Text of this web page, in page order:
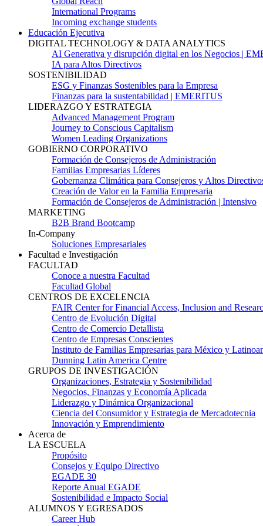
International Programs
Incoming exchange students
Educación Ejecutiva
DIGITAL TECHNOLOGY & DATA ANALYTICS
AI Generativa y disrupción digital en los Negocios |
IA para Altos Directivos
SOSTENIBILIDAD
ESG y Finanzas Sostenibles para la Empresa
Finanzas para la sustentabilidad | EMERITUS
LIDERAZGO Y ESTRATEGIA
Advanced Management Program
Journey to Conscious Capitalism
Women Leading Organizations
GOBIERNO CORPORATIVO
Formación de Consejeros de Administración
Familias Empresarias Líderes
Gobernanza Climática para Consejeros y Altos
Creación de Valor en la Familia Empresaria
Formación de Consejeros de Administración | Intensivo
MARKETING
B2B Brand Bootcamp
In-Company
Soluciones Empresariales
Facultad e Investigación
FACULTAD
Conoce a nuestra Facultad
Facultad Global
CENTROS DE EXCELENCIA
FAIR Center for Financial Access, Inclusion and
Centro de Evolución Digital
Centro de Comercio Detallista
Centro de Empresas Conscientes
Instituto de Familias Empresarias para México y
Dunning Latin America Centre
GRUPOS DE INVESTIGACIÓN
Organizaciones, Estrategia y Sostenibilidad
Negocios, Finanzas y Economía Aplicada
Liderazgo y Dinámica Organizacional
Ciencia del Consumidor y Estrategia de Mercadotecnia
Innovación y Emprendimiento
Acerca de
LA ESCUELA
Propósito
Consejos y Equipo Directivo
EGADE 30
Reporte Anual EGADE
Sostenibilidad e Impacto Social
ALUMNOS Y EGRESADOS
Career Hub